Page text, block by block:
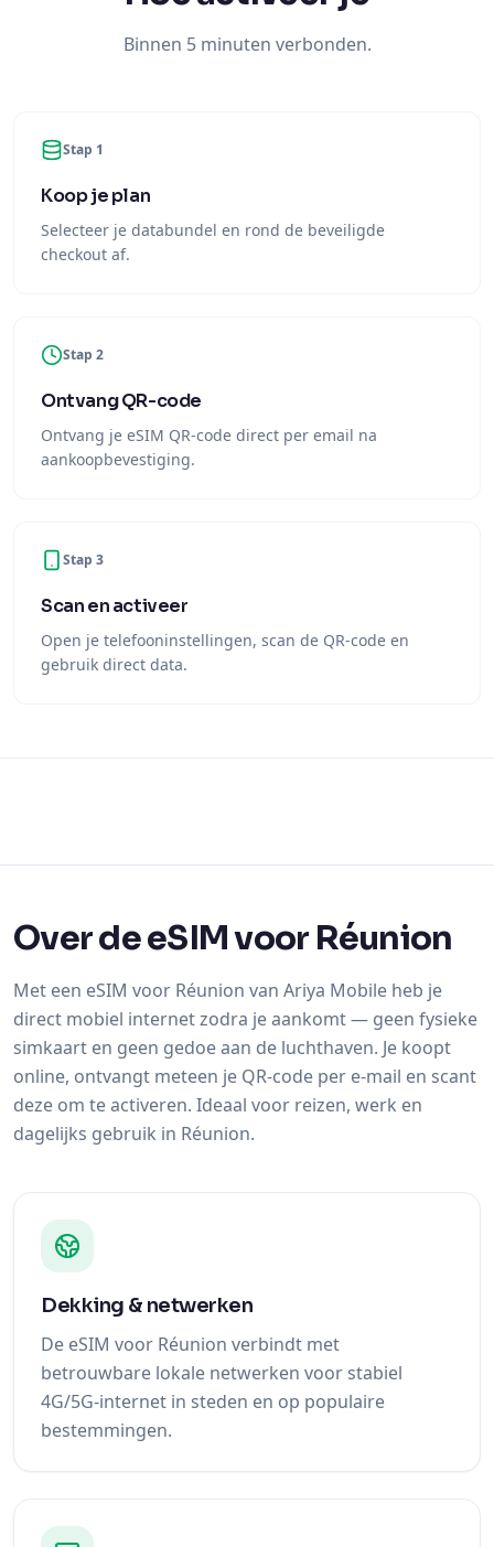
Binnen 5 minuten verbonden.
Stap 1
Koop je plan
Selecteer je databundel en rond de beveiligde
checkout af.
Stap 2
Ontvang QR-code
Ontvang je eSIM QR-code direct per email na
aankoopbevestiging.
Stap 3
Scan en activeer
Open je telefooninstellingen, scan de QR-code en
gebruik direct data.
Over de eSIM voor Réunion
Met een eSIM voor Réunion van Ariya Mobile heb je
direct mobiel internet zodra je aankomt — geen fysieke
simkaart en geen gedoe aan de luchthaven. Je koopt
online, ontvangt meteen je QR-code per e-mail en scant
deze om te activeren. Ideaal voor reizen, werk en
dagelijks gebruik in Réunion.
Dekking & netwerken
De eSIM voor Réunion verbindt met
betrouwbare lokale netwerken voor stabiel
4G/5G-internet in steden en op populaire
bestemmingen.